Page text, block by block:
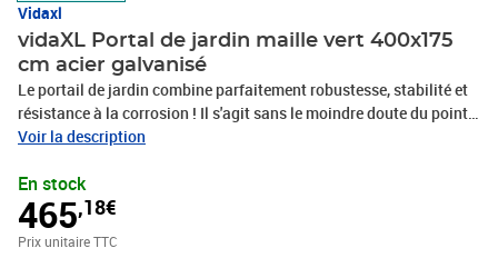
Vidaxl
vidaXL Portal de jardin maille vert 400x175
cm acier galvanisé
Le portail de jardin combine parfaitement robustesse, stabilité et
résistance à la corrosion ! Il s'agit sans le moindre doute du point
d’entrée idéal pour votre jardin, patio ou terrasse ! Matériau
Il offre robustesse et stabilité. La galvanisation offre une meilleure
protection contre la corrosion et est utile pour les produits qui
seront utilisés à l'extérieur et dans des environnements
difficiles.Conception verrouillable : le portail d'extérieur est doté
Voir la description
En stock
465,18€
Prix unitaire TTC